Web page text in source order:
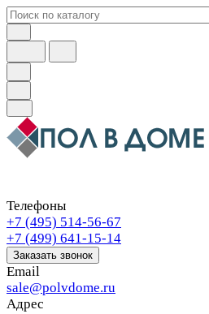
Телефоны
+7 (495) 514-56-67
+7 (499) 641-15-14
Заказать звонок
Email
sale@polvdome.ru
Адрес